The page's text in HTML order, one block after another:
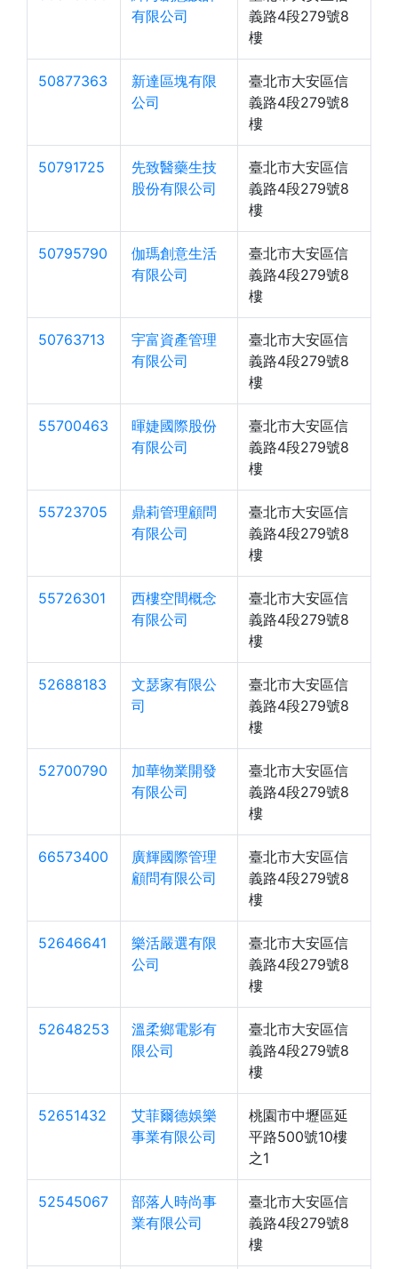
有限公司
義路4段279號8
樓
50877363
新達區塊有限
公司
臺北市大安區信
義路4段279號8
樓
50791725
先致醫藥生技
股份有限公司
臺北市大安區信
義路4段279號8
樓
50795790
伽瑪創意生活
有限公司
臺北市大安區信
義路4段279號8
樓
50763713
宇富資產管理
有限公司
臺北市大安區信
義路4段279號8
樓
55700463
暉婕國際股份
有限公司
臺北市大安區信
義路4段279號8
樓
55723705
鼎莉管理顧問
有限公司
臺北市大安區信
義路4段279號8
樓
55726301
西樓空間概念
有限公司
臺北市大安區信
義路4段279號8
樓
52688183
文瑟家有限公
司
臺北市大安區信
義路4段279號8
樓
52700790
加華物業開發
有限公司
臺北市大安區信
義路4段279號8
樓
66573400
廣輝國際管理
顧問有限公司
臺北市大安區信
義路4段279號8
樓
52646641
樂活嚴選有限
公司
臺北市大安區信
義路4段279號8
樓
52648253
溫柔鄉電影有
限公司
臺北市大安區信
義路4段279號8
樓
52651432
艾菲爾德娛樂
事業有限公司
桃園市中壢區延
平路500號10樓
之1
52545067
部落人時尚事
業有限公司
臺北市大安區信
義路4段279號8
樓